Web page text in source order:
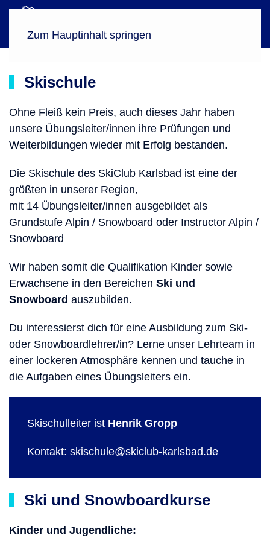
Zum Hauptinhalt springen
Skischule
Ohne Fleiß kein Preis, auch dieses Jahr haben
unsere Übungsleiter/innen ihre Prüfungen und
Weiterbildungen wieder mit Erfolg bestanden.
Die Skischule des SkiClub Karlsbad ist eine der
größten in unserer Region,
mit 14 Übungsleiter/innen ausgebildet als
Grundstufe Alpin / Snowboard oder Instructor Alpin /
Snowboard
Wir haben somit die Qualifikation Kinder sowie
Erwachsene in den Bereichen Ski und
Snowboard auszubilden.
Du interessierst dich für eine Ausbildung zum Ski-
oder Snowboardlehrer/in? Lerne unser Lehrteam in
einer lockeren Atmosphäre kennen und tauche in
die Aufgaben eines Übungsleiters ein.
Skischulleiter ist Henrik Gropp
Kontakt: skischule@skiclub-karlsbad.de
Ski und Snowboardkurse
Kinder und Jugendliche: